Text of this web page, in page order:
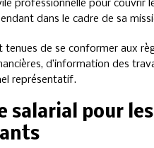
professionnelle pour couvrir
dans le cadre de sa
de se conformer aux
d’information des
représentatif.
salarial pour les